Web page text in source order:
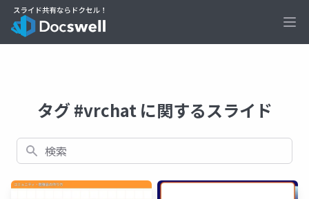
タグ #vrchat に関するスライド
検索